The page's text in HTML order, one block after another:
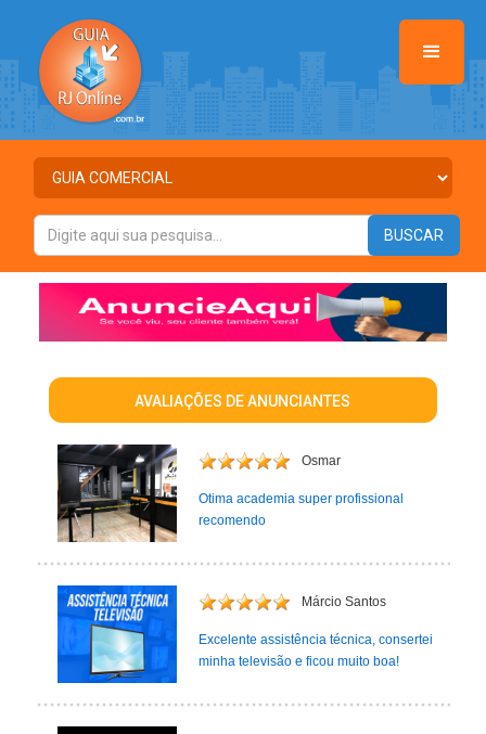
AVALIAÇÕES DE ANUNCIANTES
Osmar
Otima academia super profissional
recomendo
Márcio Santos
Excelente assistência técnica, consertei
minha televisão e ficou muito boa!